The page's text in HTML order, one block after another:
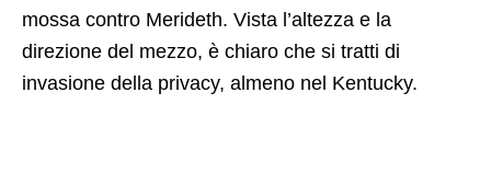
mossa contro Merideth. Vista l’altezza e la
direzione del mezzo, è chiaro che si tratti di
invasione della privacy, almeno nel Kentucky.